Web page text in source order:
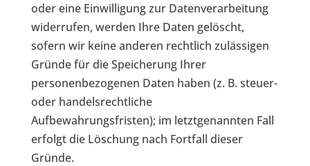
oder eine Einwilligung zur Datenverarbeitung
widerrufen, werden Ihre Daten gelöscht,
sofern wir keine anderen rechtlich zulässigen
Gründe für die Speicherung Ihrer
personenbezogenen Daten haben (z. B. steuer-
oder handelsrechtliche
Aufbewahrungsfristen); im letztgenannten Fall
erfolgt die Löschung nach Fortfall dieser
Gründe.